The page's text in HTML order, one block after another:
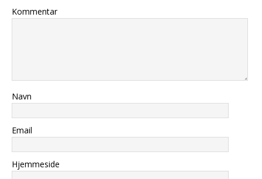
Kommentar
Navn
Email
Hjemmeside